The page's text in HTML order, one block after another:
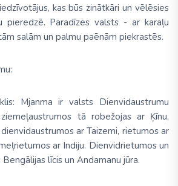
kas būs zinātkāri un vēlēsies
pieredzē. Paradīzes valsts - ar karaļu
salām un palmu paēnām piekrastēs.
Mjanma ir valsts Dienvidaustrumu
tā robežojas ar Ķīnu,
ar Taizemi, rietumos ar
ar Indiju. Dienvidrietumos un
līcis un Andamanu jūra.